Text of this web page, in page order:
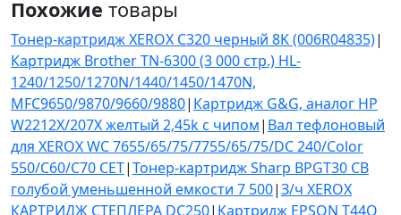
Похожие товары
Тонер-картридж XEROX C320 черный 8K (006R04835)|
Картридж Brother TN-6300 (3 000 стр.) HL-
1240/1250/1270N/1440/1450/1470N,
MFC9650/9870/9660/9880| Картридж G&G, аналог HP
W2212X/207X желтый 2,45k с чипом| Вал тефлоновый
для XEROX WC 7655/65/75/7755/65/75/DC 240/Color
550/C60/C70 CET|Тонер-картридж Sharp BPGT30 CB
голубой уменьшенной емкости 7 500|З/ч XEROX
КАРТРИДЖ СТЕПЛЕРА DC250| Картридж EPSON T44Q